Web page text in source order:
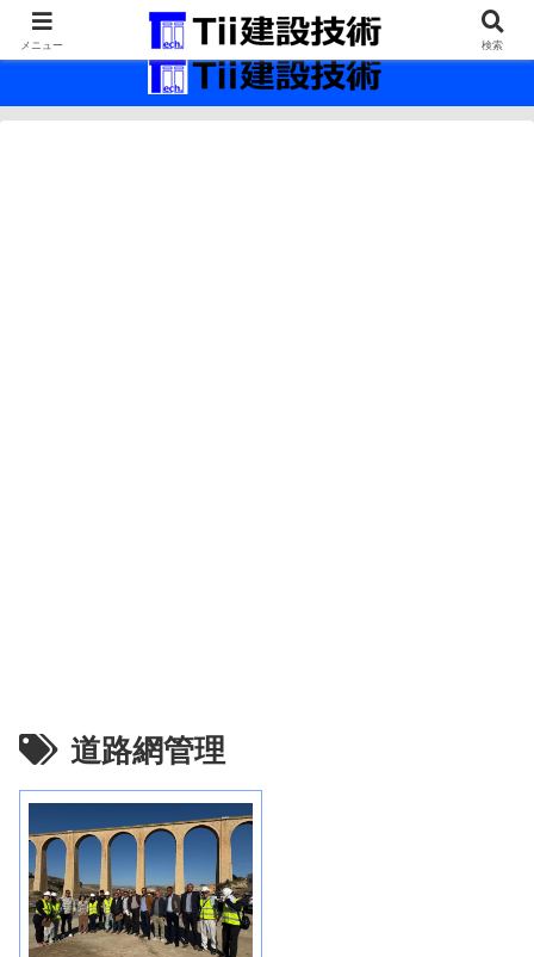
最新の建設技術の情報インフラ。
道路網管理
メニュー 検索